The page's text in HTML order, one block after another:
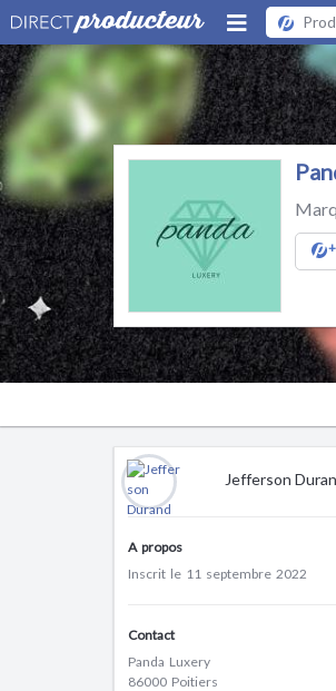
+
Jefferson
A propos
Inscrit le 11 septembre 2022
Contact
Panda Luxery
86000 Poitiers